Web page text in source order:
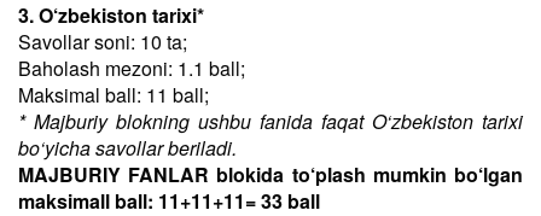
3. O‘zbekiston tarixi*
Savollar soni: 10 ta;
Baholash mezoni: 1.1 ball;
Maksimal ball: 11 ball;
* Majburiy blokning ushbu fanida faqat O‘zbekiston tarixi
bo‘yicha savollar beriladi.
MAJBURIY FANLAR blokida to‘plash mumkin bo‘lgan
maksimall ball: 11+11+11= 33 ball